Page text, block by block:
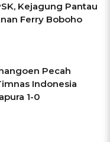
Kejagung Pantau
Ferry Boboho
Pecah
Indonesia
1-0